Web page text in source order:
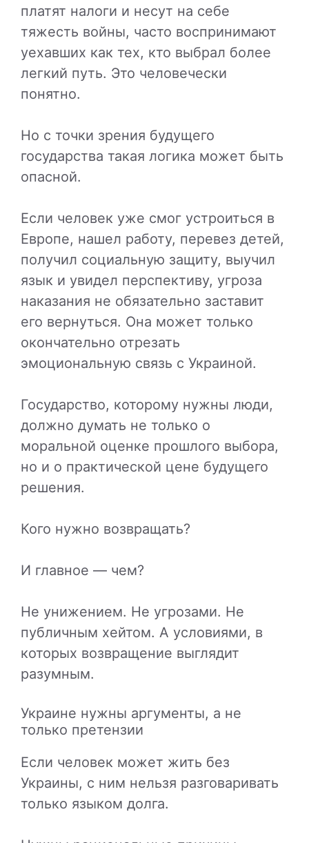
платят налоги и несут на себе
тяжесть войны, часто воспринимают
уехавших как тех, кто выбрал более
легкий путь. Это человечески
понятно.
Но с точки зрения будущего
государства такая логика может быть
опасной.
Если человек уже смог устроиться в
Европе, нашел работу, перевез детей,
получил социальную защиту, выучил
язык и увидел перспективу, угроза
наказания не обязательно заставит
его вернуться. Она может только
окончательно отрезать
эмоциональную связь с Украиной.
Государство, которому нужны люди,
должно думать не только о
моральной оценке прошлого выбора,
но и о практической цене будущего
решения.
Кого нужно возвращать?
И главное — чем?
Не унижением. Не угрозами. Не
публичным хейтом. А условиями, в
которых возвращение выглядит
разумным.
Украине нужны аргументы, а не
только претензии
Если человек может жить без
Украины, с ним нельзя разговаривать
только языком долга.